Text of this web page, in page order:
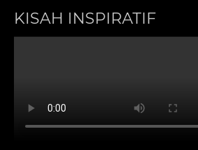
KISAH INSPIRATIF